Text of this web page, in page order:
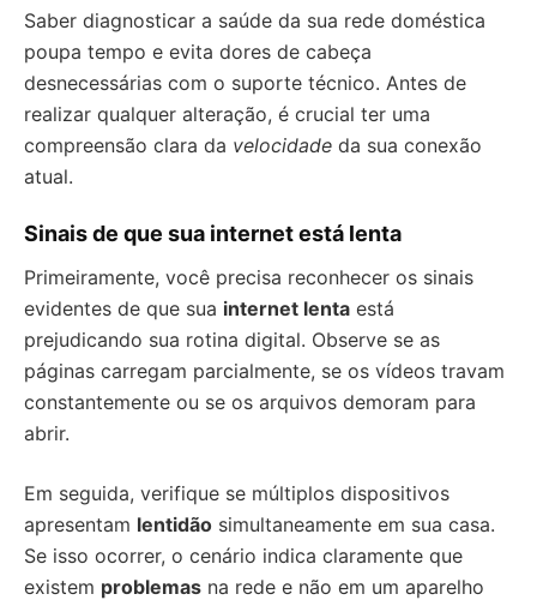
Saber diagnosticar a saúde da sua rede doméstica
poupa tempo e evita dores de cabeça
desnecessárias com o suporte técnico. Antes de
realizar qualquer alteração, é crucial ter uma
compreensão clara da velocidade da sua conexão
atual.
Sinais de que sua internet está lenta
Primeiramente, você precisa reconhecer os sinais
evidentes de que sua internet lenta está
prejudicando sua rotina digital. Observe se as
páginas carregam parcialmente, se os vídeos travam
constantemente ou se os arquivos demoram para
abrir.
Em seguida, verifique se múltiplos dispositivos
apresentam lentidão simultaneamente em sua casa.
Se isso ocorrer, o cenário indica claramente que
existem problemas na rede e não em um aparelho